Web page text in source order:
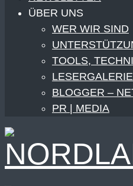
ÜBER UNS
WER WIR SIND
TOOLS,
BLOGGER –
PR | MEDIA